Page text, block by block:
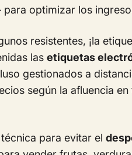
optimizar los
resistentes, ¡la
las etiquetas
gestionados a
según la afluencia
para evitar el